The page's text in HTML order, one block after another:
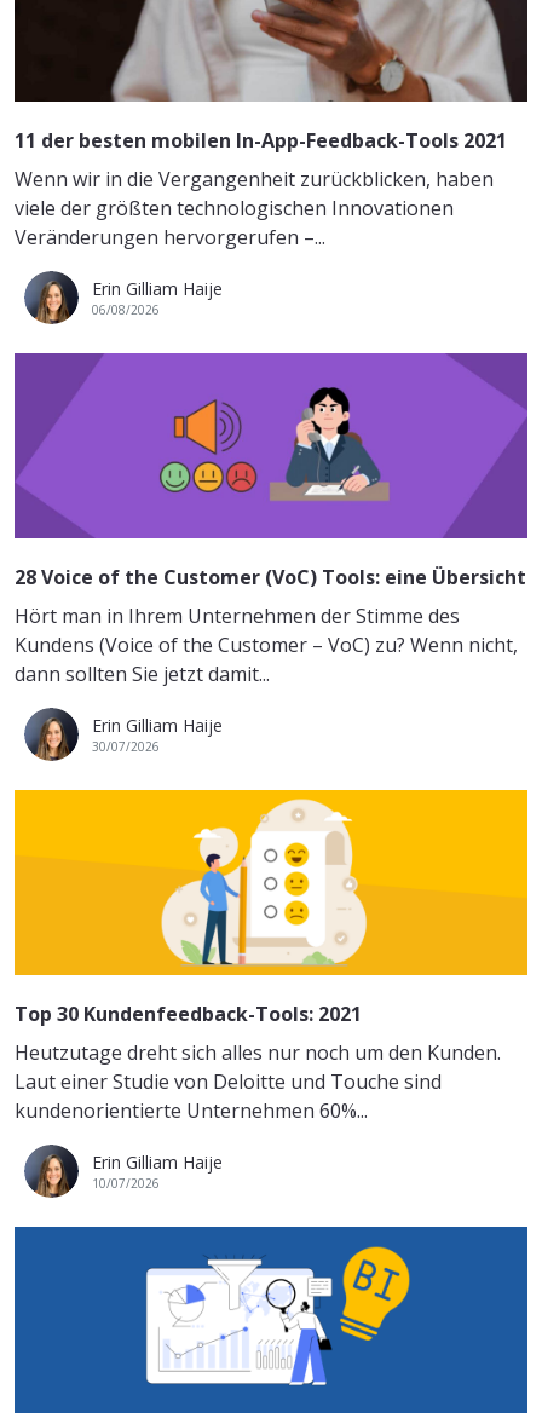
11 der besten mobilen In-App-Feedback-Tools 2021
Wenn wir in die Vergangenheit zurückblicken, haben
viele der größten technologischen Innovationen
Veränderungen hervorgerufen –...
Erin Gilliam Haije
06/08/2026
28 Voice of the Customer (VoC) Tools: eine Übersicht
Hört man in Ihrem Unternehmen der Stimme des
Kundens (Voice of the Customer – VoC) zu? Wenn nicht,
dann sollten Sie jetzt damit...
Erin Gilliam Haije
30/07/2026
Top 30 Kundenfeedback-Tools: 2021
Heutzutage dreht sich alles nur noch um den Kunden.
Laut einer Studie von Deloitte und Touche sind
kundenorientierte Unternehmen 60%...
Erin Gilliam Haije
10/07/2026